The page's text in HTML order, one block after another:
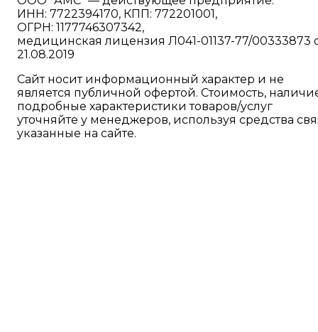
ИНН: 7722394170, КПП: 772201001,
ОГРН: 1177746307342,
медицинская лицензия Л041-01137-77/00333873
21.08.2019
Сайт носит информационный характер и не
является публичной офертой. Стоимость,
подробные характеристики товаров/услуг
уточняйте у менеджеров, используя средства
указанные на сайте.